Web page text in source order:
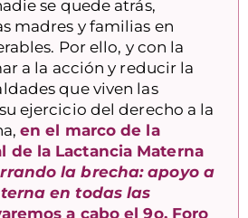
se quede atrás,
madres y familias en
Por ello, y con la
a la acción y reducir la
que viven las
ejercicio del derecho a la
en el marco de la
de la Lactancia Materna
la brecha: apoyo a
en todas las
a cabo el 9o. Foro